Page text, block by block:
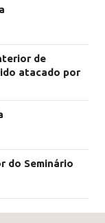
de
atacado por
do Seminário